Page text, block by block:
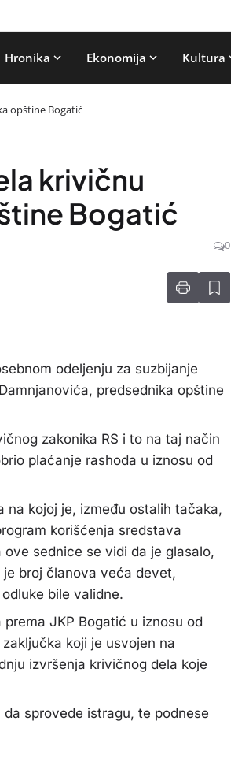
Hronika Ekonomija Kultura
opštine Bogatić
krivičnu
Bogatić
0
odeljenju za suzbijanje
predsednika opštine
zakonika RS i to na taj način
plaćanje rashoda u iznosu od
kojoj je, između ostalih tačaka,
korišćenja sredstava
sednice se vidi da je glasalo,
broj članova veća devet,
odluke bile validne.
JKP Bogatić u iznosu od
koji je usvojen na
izvršenja krivičnog dela koje
sprovede istragu, te podnese